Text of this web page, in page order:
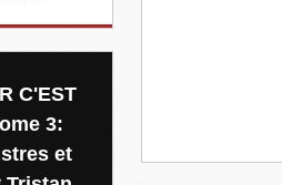
C'EST
3:
et